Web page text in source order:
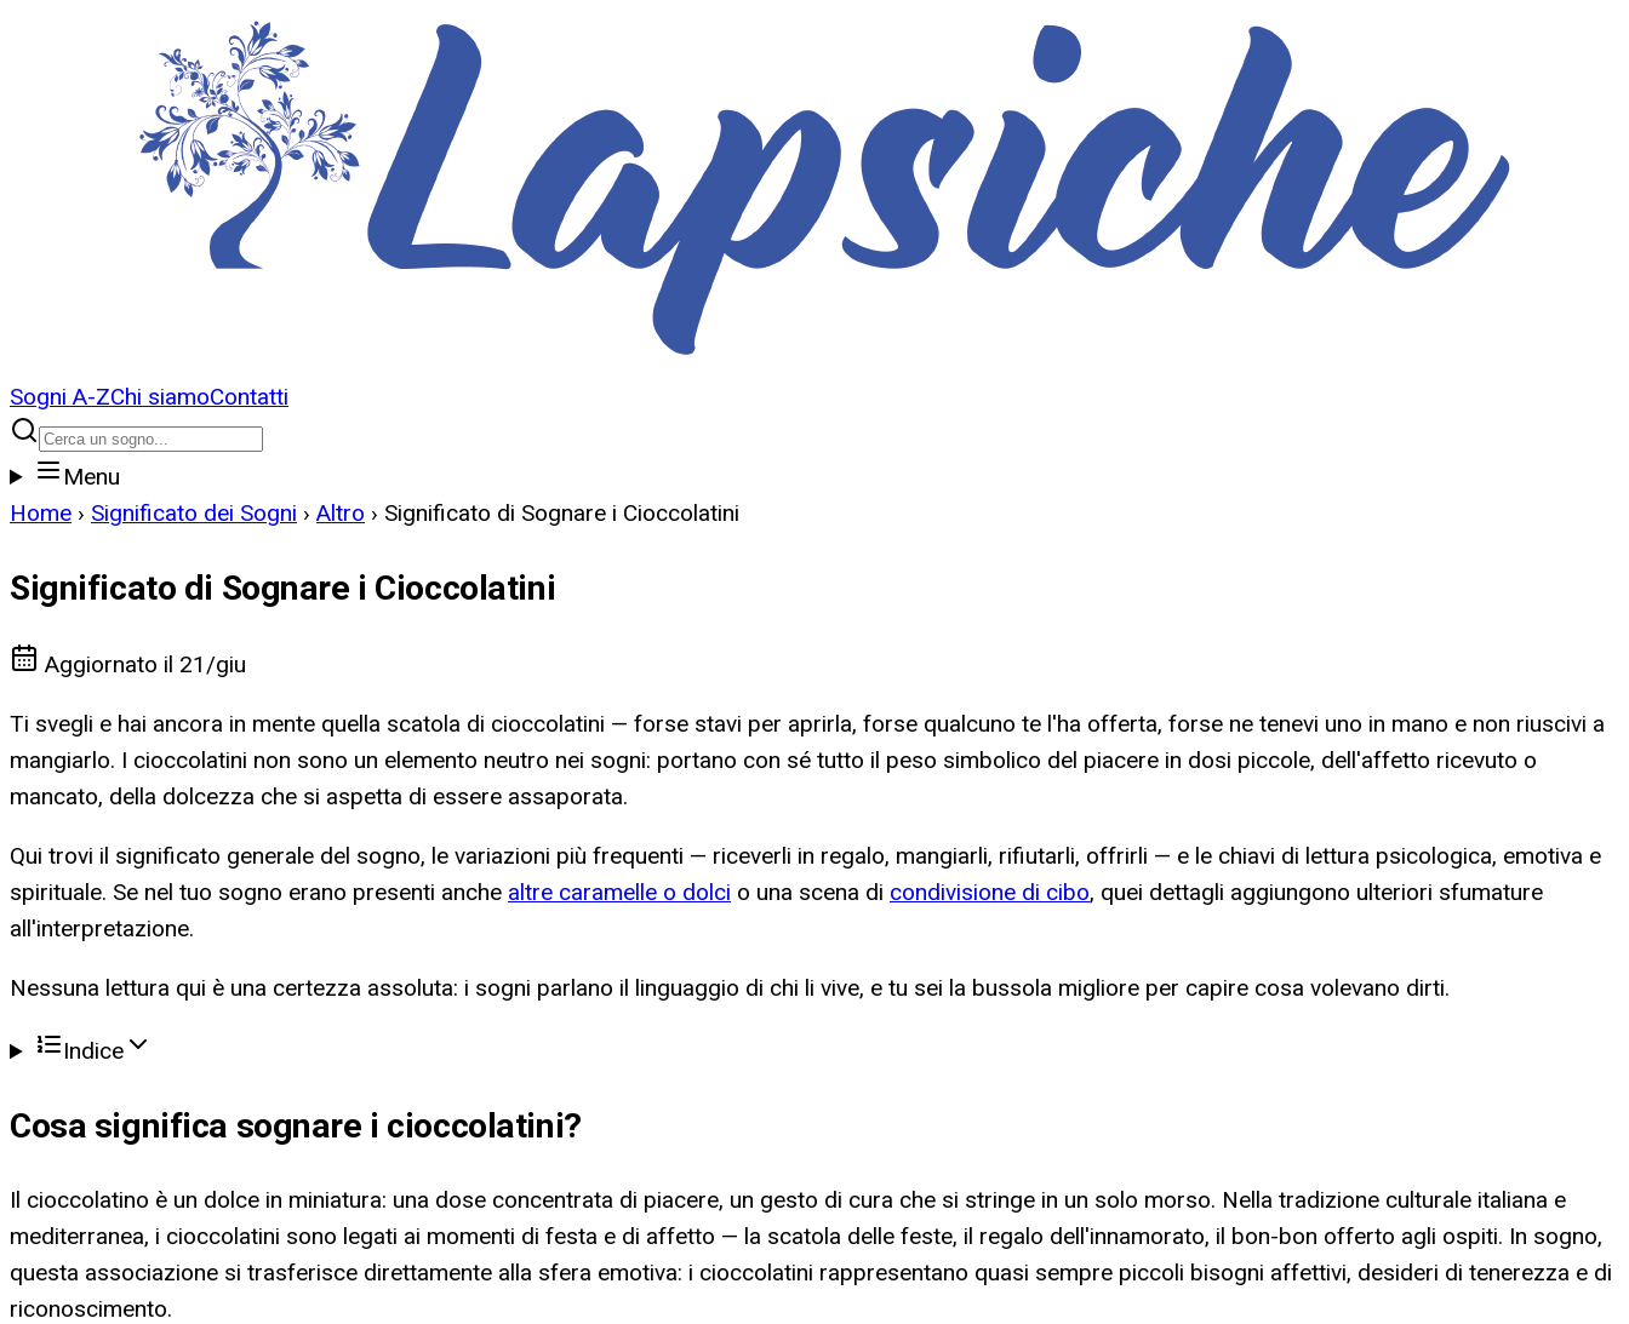
Sogni A-ZChi siamoContatti
Menu
Home › Significato dei Sogni › Altro › Significato di Sognare i Cioccolatini
Significato di Sognare i Cioccolatini
Aggiornato il 21/giu
Ti svegli e hai ancora in mente quella scatola di cioccolatini — forse stavi per aprirla, forse qualcuno te l'ha offerta, forse ne tenevi uno in mano e non riuscivi a
mangiarlo. I cioccolatini non sono un elemento neutro nei sogni: portano con sé tutto il peso simbolico del piacere in dosi piccole, dell'affetto ricevuto o
mancato, della dolcezza che si aspetta di essere assaporata.
Qui trovi il significato generale del sogno, le variazioni più frequenti — riceverli in regalo, mangiarli, rifiutarli, offrirli — e le chiavi di lettura psicologica, emotiva e
spirituale. Se nel tuo sogno erano presenti anche altre caramelle o dolci o una scena di condivisione di cibo, quei dettagli aggiungono ulteriori sfumature
all'interpretazione.
Nessuna lettura qui è una certezza assoluta: i sogni parlano il linguaggio di chi li vive, e tu sei la bussola migliore per capire cosa volevano dirti.
Indice
Cosa significa sognare i cioccolatini?
Il cioccolatino è un dolce in miniatura: una dose concentrata di piacere, un gesto di cura che si stringe in un solo morso. Nella tradizione culturale italiana e
mediterranea, i cioccolatini sono legati ai momenti di festa e di affetto — la scatola delle feste, il regalo dell'innamorato, il bon-bon offerto agli ospiti. In sogno,
questa associazione si trasferisce direttamente alla sfera emotiva: i cioccolatini rappresentano quasi sempre piccoli bisogni affettivi, desideri di tenerezza e di
riconoscimento.